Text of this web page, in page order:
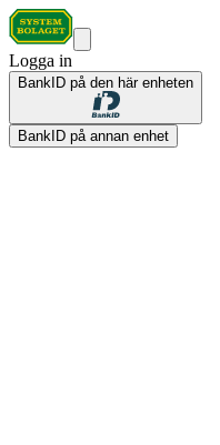
Logga in
BankID på den här enheten
BankID på annan enhet